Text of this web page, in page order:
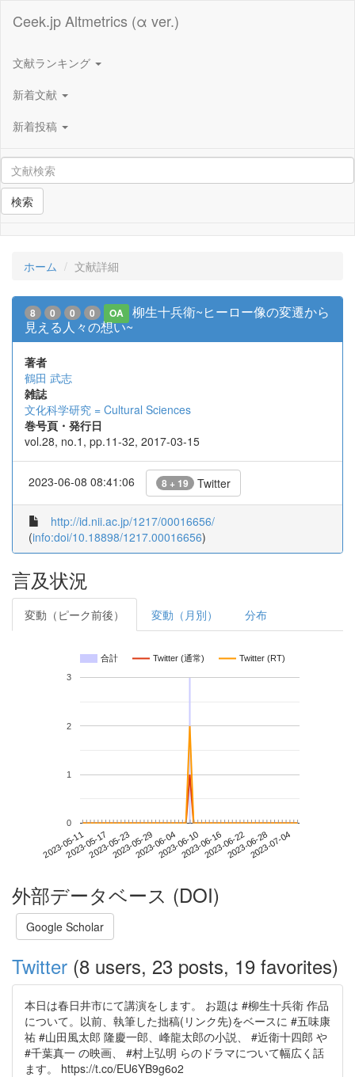
Ceek.jp Altmetrics (α ver.)
文献ランキング
新着文献
新着投稿
検索
ホーム 文献詳細
8 0 0 0 OA
柳生十兵衛~ヒーロー像の変遷から
見える人々の想い~
著者
鶴田 武志
雑誌
文化科学研究 = Cultural Sciences
巻号頁・発行日
vol.28, no.1, pp.11-32, 2017-03-15
2023-06-08 08:41:06 8 + 19 Twitter
http://id.nii.ac.jp/1217/00016656/
(info:doi/10.18898/1217.00016656)
言及状況
変動（ピーク前後） 変動（月別） 分布
合計 Twitter (通常) Twitter (RT)
2023-05-112023-05-172023-05-232023-05-292023-06-042023-06-102023-06-162023-06-222023-06-282023-07-04
0
1
2
3
外部データベース (DOI)
Google Scholar
Twitter (8 users, 23 posts, 19 favorites)
本日は春日井市にて講演をします。 お題は #柳生十兵衛 作品
について。以前、執筆した拙稿(リンク先)をベースに #五味康
祐 #山田風太郎 隆慶一郎、峰龍太郎の小説、 #近衛十四郎 や
#千葉真一 の映画、 #村上弘明 らのドラマについて幅広く話
ます。 https://t.co/EU6YB9g6o2